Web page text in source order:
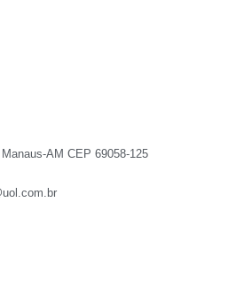
AM CEP 69058-125